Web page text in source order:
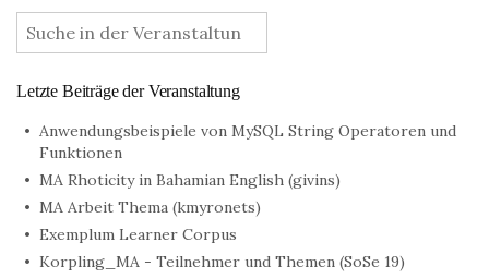
:
Letzte Beiträge der Veranstaltung
Anwendungsbeispiele von MySQL String Operatoren und
Funktionen
MA Rhoticity in Bahamian English (givins)
MA Arbeit Thema (kmyronets)
Exemplum Learner Corpus
Korpling_MA - Teilnehmer und Themen (SoSe 19)